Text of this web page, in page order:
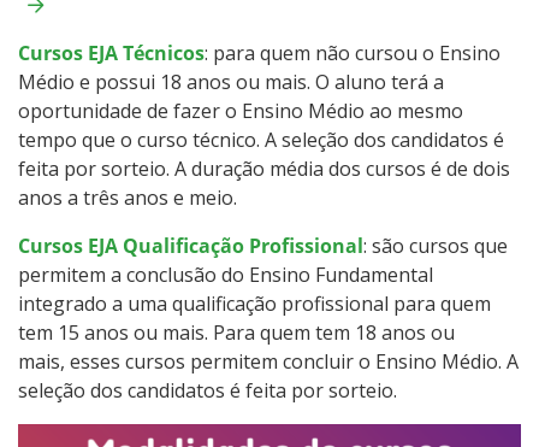
Como posso estudar no IFSC?
Calendário de inscrições
Processos Seletivos
Cotas
Inscrições e acompanhamento
Orientações para Matrícula
Transferências e Retornos
Cursos EJA Técnicos: para quem não cursou o Ensino
Médio e possui 18 anos ou mais. O aluno terá a
oportunidade de fazer o Ensino Médio ao mesmo
tempo que o curso técnico. A seleção dos candidatos é
feita por sorteio. A duração média dos cursos é de dois
anos a três anos e meio.
Cursos EJA Qualificação Profissional: são cursos que
permitem a conclusão do Ensino Fundamental
integrado a uma qualificação profissional para quem
tem 15 anos ou mais. Para quem tem 18 anos ou
mais, esses cursos permitem concluir o Ensino Médio. A
seleção dos candidatos é feita por sorteio.